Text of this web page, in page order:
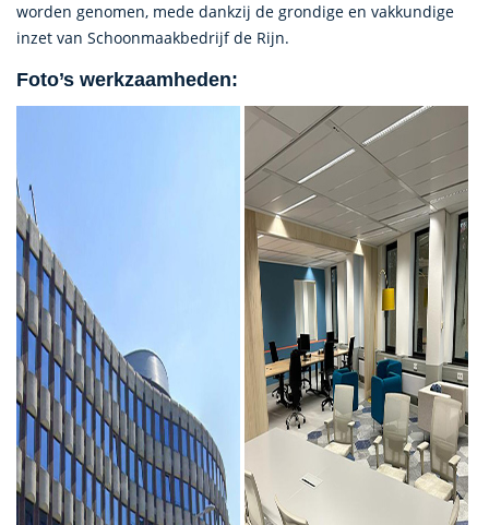
worden genomen, mede dankzij de grondige en vakkundige
inzet van Schoonmaakbedrijf de Rijn.
Foto’s werkzaamheden: